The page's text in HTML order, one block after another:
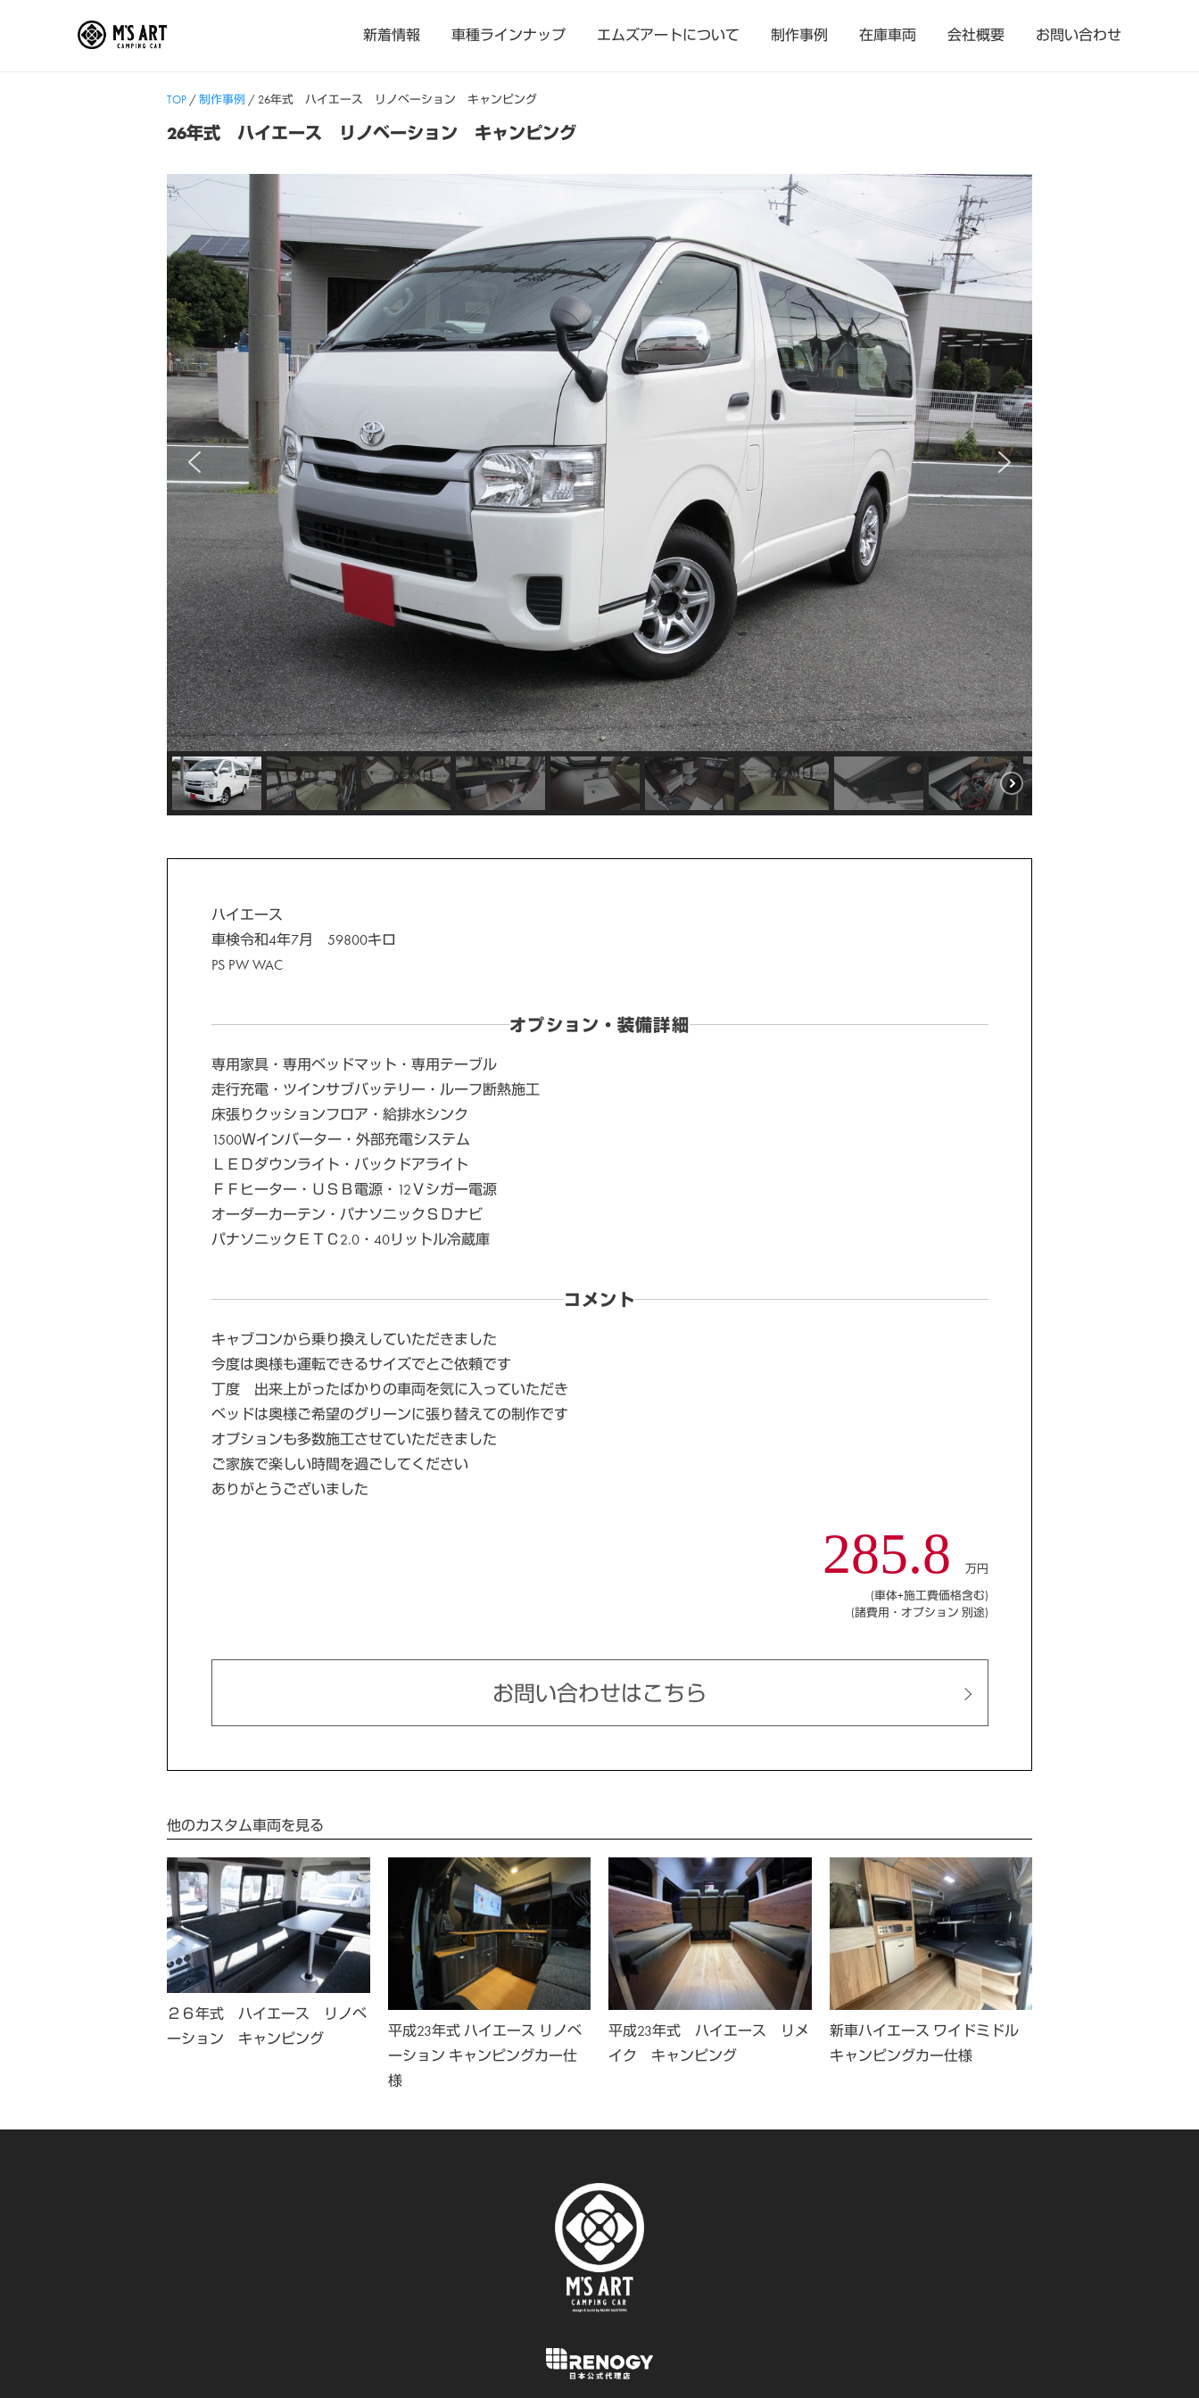
新着情報 車種ラインナップ エムズアートについて 制作事例 在庫車両 会社概要 お問い合わせ
TOP /制作事例 / 26年式 ハイエース リノベーション キャンピング
26年式 ハイエース リノベーション キャンピング
ハイエース
車検令和4年7月 59800キロ
PS PW WAC
オプション・装備詳細
専用家具・専用ベッドマット・専用テーブル
走行充電・ツインサブバッテリー・ルーフ断熱施工
床張りクッションフロア・給排水シンク
1500Ｗインバーター・外部充電システム
ＬＥＤダウンライト・バックドアライト
ＦＦヒーター・ＵＳＢ電源・12Ｖシガー電源
オーダーカーテン・パナソニックＳＤナビ
パナソニックＥＴＣ2.0・40リットル冷蔵庫
コメント
キャブコンから乗り換えしていただきました
今度は奥様も運転できるサイズでとご依頼です
丁度 出来上がったばかりの車両を気に入っていただき
ベッドは奥様ご希望のグリーンに張り替えての制作です
オプションも多数施工させていただきました
ご家族で楽しい時間を過ごしてください
ありがとうございました
285.8
万円
(車体+施工費価格含む)
(諸費用・オプション 別途)
お問い合わせはこちら
他のカスタム車両を見る
２６年式 ハイエース リノベ
ーション キャンピング
平成23年式 ハイエース リノベ
ーション キャンピングカー仕
様
平成23年式 ハイエース リメ
イク キャンピング
新車ハイエース ワイドミドル
キャンピングカー仕様